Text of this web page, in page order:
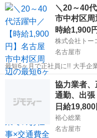
＼20～40
市中村区
時給1,900円
株式会社トー
名古屋市
最短6ヶ月で正社員に!! 大手企
仕事です。 〜お仕事内容〜 設備保全(電計) 保全計画に則した工事計
画・手配・工事管理 電計備品
設備故障時の緊急対応...
名古屋市 その他
協力業者、
通勤、出張
日給19,800
裕心総業
名古屋市